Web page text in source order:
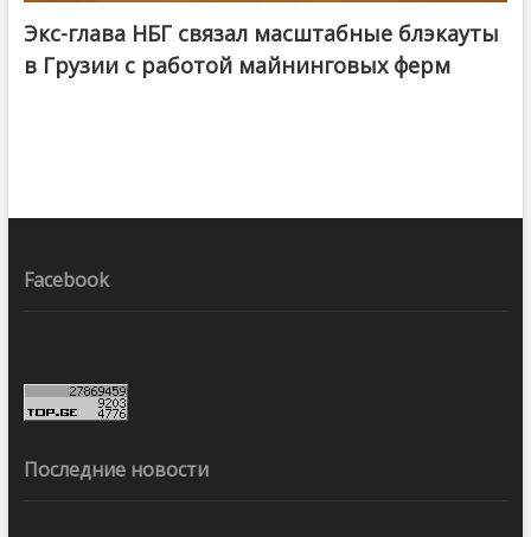
Экс-глава НБГ связал масштабные блэкауты
в Грузии с работой майнинговых ферм
Facebook
Последние новости